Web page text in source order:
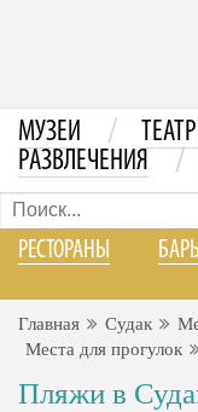
МУЗЕИ /
РАЗВЛЕЧЕНИЯ /
РЕСТОРАНЫ БАРЫ
Главная Судак
Места для прогулок
Пляжи в